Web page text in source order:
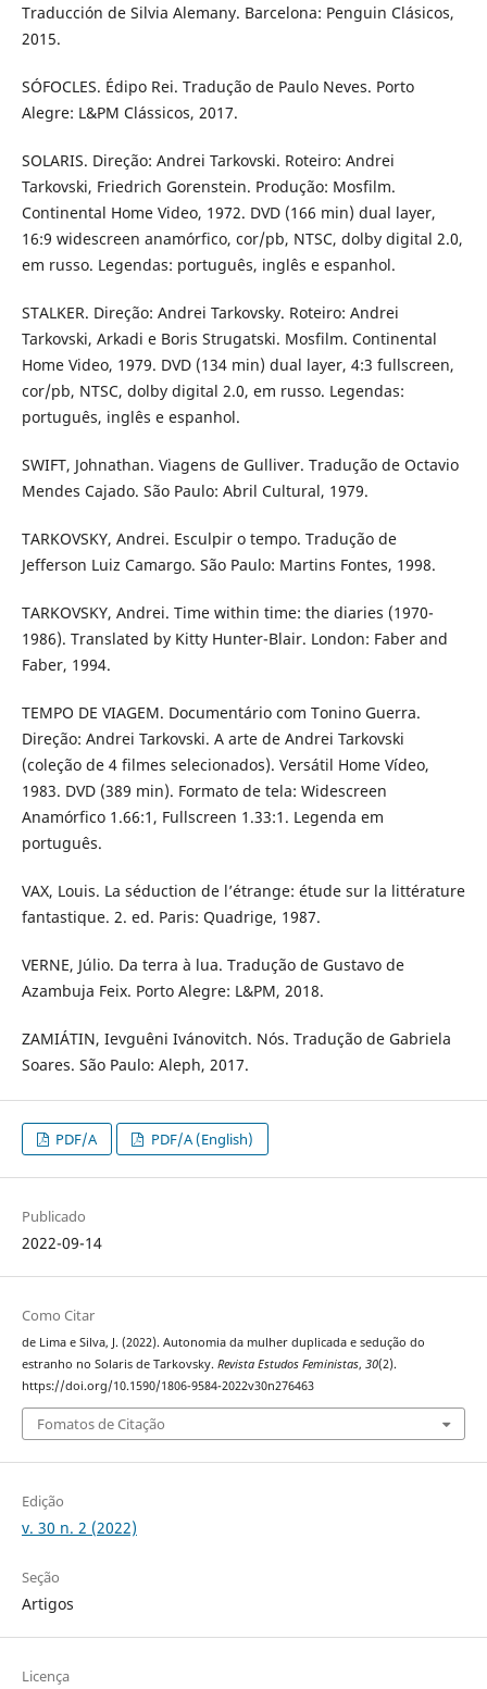
Traducción de Silvia Alemany. Barcelona: Penguin Clásicos,
2015.
SÓFOCLES. Édipo Rei. Tradução de Paulo Neves. Porto
Alegre: L&PM Clássicos, 2017.
SOLARIS. Direção: Andrei Tarkovski. Roteiro: Andrei
Tarkovski, Friedrich Gorenstein. Produção: Mosfilm.
Continental Home Video, 1972. DVD (166 min) dual layer,
16:9 widescreen anamórfico, cor/pb, NTSC, dolby digital 2.0,
em russo. Legendas: português, inglês e espanhol.
STALKER. Direção: Andrei Tarkovsky. Roteiro: Andrei
Tarkovski, Arkadi e Boris Strugatski. Mosfilm. Continental
Home Video, 1979. DVD (134 min) dual layer, 4:3 fullscreen,
cor/pb, NTSC, dolby digital 2.0, em russo. Legendas:
português, inglês e espanhol.
SWIFT, Johnathan. Viagens de Gulliver. Tradução de Octavio
Mendes Cajado. São Paulo: Abril Cultural, 1979.
TARKOVSKY, Andrei. Esculpir o tempo. Tradução de
Jefferson Luiz Camargo. São Paulo: Martins Fontes, 1998.
TARKOVSKY, Andrei. Time within time: the diaries (1970-
1986). Translated by Kitty Hunter-Blair. London: Faber and
Faber, 1994.
TEMPO DE VIAGEM. Documentário com Tonino Guerra.
Direção: Andrei Tarkovski. A arte de Andrei Tarkovski
(coleção de 4 filmes selecionados). Versátil Home Vídeo,
1983. DVD (389 min). Formato de tela: Widescreen
Anamórfico 1.66:1, Fullscreen 1.33:1. Legenda em
português.
VAX, Louis. La séduction de l’étrange: étude sur la littérature
fantastique. 2. ed. Paris: Quadrige, 1987.
VERNE, Júlio. Da terra à lua. Tradução de Gustavo de
Azambuja Feix. Porto Alegre: L&PM, 2018.
ZAMIÁTIN, Ievguêni Ivánovitch. Nós. Tradução de Gabriela
Soares. São Paulo: Aleph, 2017.
PDF/A PDF/A (English)
Publicado
2022-09-14
Como Citar
de Lima e Silva, J. (2022). Autonomia da mulher duplicada e sedução do
estranho no Solaris de Tarkovsky. Revista Estudos Feministas, 30(2).
https://doi.org/10.1590/1806-9584-2022v30n276463
Fomatos de Citação
Edição
v. 30 n. 2 (2022)
Seção
Artigos
Licença